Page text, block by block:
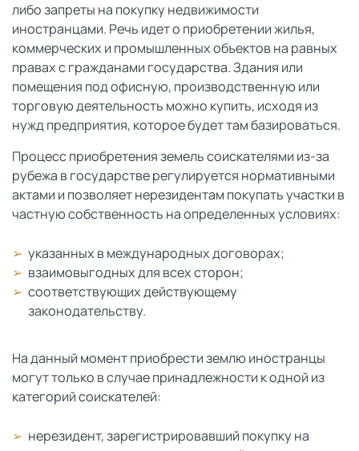
либо запреты на покупку недвижимости
иностранцами. Речь идет о приобретении жилья,
коммерческих и промышленных объектов на равных
правах с гражданами государства. Здания или
помещения под офисную, производственную или
торговую деятельность можно купить, исходя из
нужд предприятия, которое будет там базироваться.
Процесс приобретения земель соискателями из-за
рубежа в государстве регулируется нормативными
актами и позволяет нерезидентам покупать участки в
частную собственность на определенных условиях:
указанных в международных договорах;
взаимовыгодных для всех сторон;
соответствующих действующему
законодательству.
На данный момент приобрести землю иностранцы
могут только в случае принадлежности к одной из
категорий соискателей:
нерезидент, зарегистрировавший покупку на